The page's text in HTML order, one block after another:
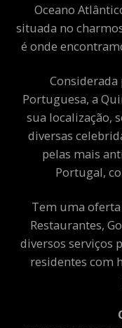
Oceano
situada no
é onde
Portuguesa, a
sua localização,
diversas
pelas mais
Portugal,
Tem uma oferta
Restaurantes,
diversos serviços
residentes com